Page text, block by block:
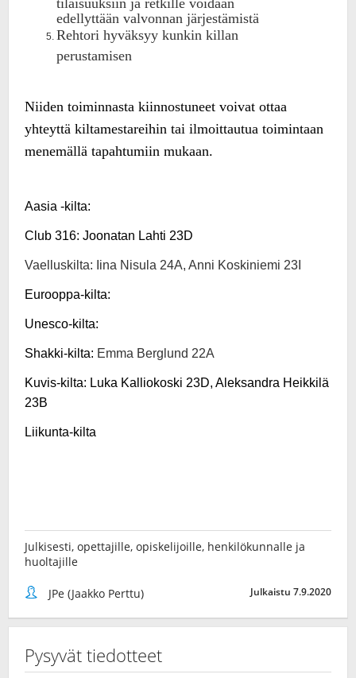
Julkisesti, opettajille, opiskelijoille, henkilökunnalle ja
huoltajille
JPe (Jaakko Perttu) Julkaistu 7.9.2020
Pysyvät tiedotteet